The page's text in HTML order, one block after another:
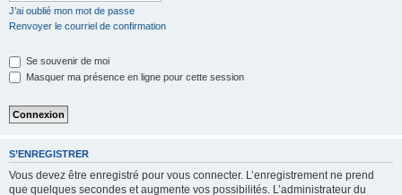
J’ai oublié mon mot de passe
Renvoyer le courriel de confirmation
Se souvenir de moi
Masquer ma présence en ligne pour cette session
S’ENREGISTRER
Vous devez être enregistré pour vous connecter. L’enregistrement ne prend
que quelques secondes et augmente vos possibilités. L’administrateur du